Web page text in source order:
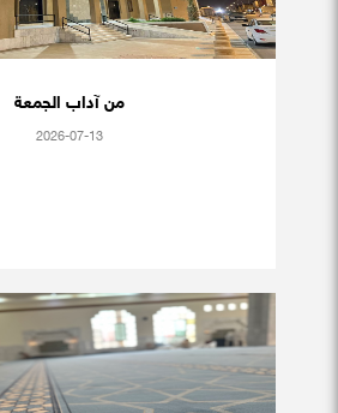
من آداب الجمعة
2026-07-13